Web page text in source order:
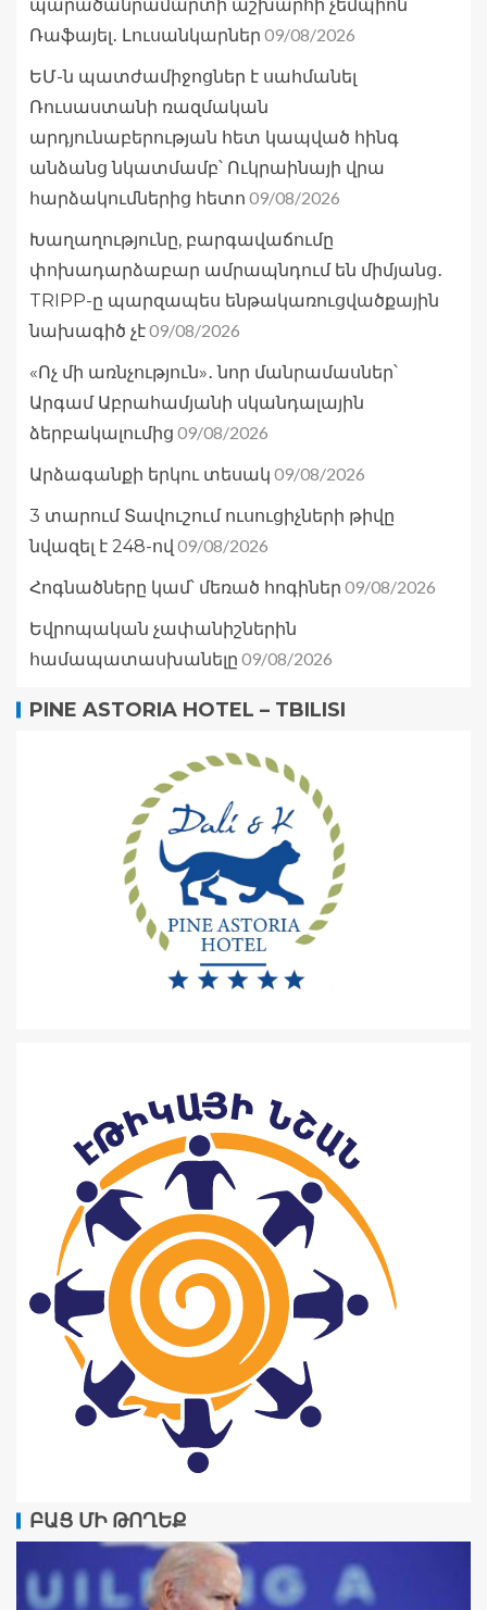
պարածանրամարտի աշխարհի չեմպիոն
Ռաֆայել․ Լուսանկարներ 09/08/2026
ԵՄ-ն պատժամիջոցներ է սահմանել
Ռուսաստանի ռազմական
արդյունաբերության հետ կապված հինգ
անձանց նկատմամբ՝ Ուկրաինայի վրա
հարձակումներից հետո 09/08/2026
Խաղաղությունը, բարգավաճումը
փոխադարձաբար ամրապնդում են միմյանց․
TRIPP-ը պարզապես ենթակառուցվածքային
նախագիծ չէ09/08/2026
«Ոչ մի առնչություն»․ նոր մանրամասներ՝
Արգամ Աբրահամյանի սկանդալային
ձերբակալումից 09/08/2026
Արձագանքի երկու տեսակ 09/08/2026
3 տարում Տավուշում ուսուցիչների թիվը
նվազել է 248-ով 09/08/2026
Հոգնածները կամ՝ մեռած հոգիներ 09/08/2026
Եվրոպական չափանիշներին
համապատասխանելը 09/08/2026
PINE ASTORIA HOTEL – TBILISI
ԲԱՑ ՄԻ ԹՈՂԵՔ